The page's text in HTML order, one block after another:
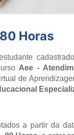
Horas
Aee -
de
a partir da